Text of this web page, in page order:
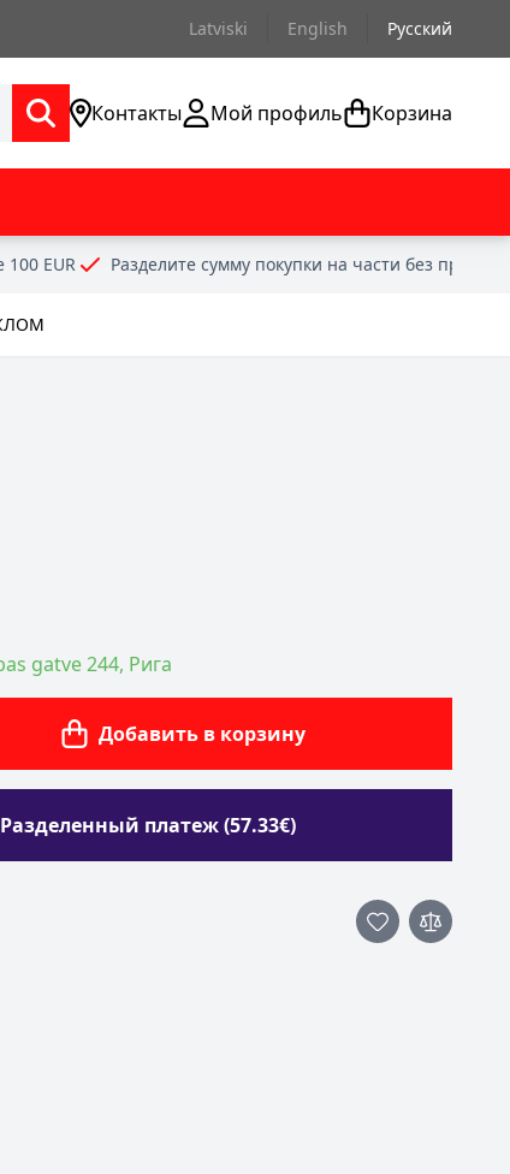
Latviski English Русский
Контакты Мой профиль Корзина
100 EUR Разделите сумму покупки на части без
gatve 244, Рига
Добавить в корзину
Разделенный платеж (57.33€)